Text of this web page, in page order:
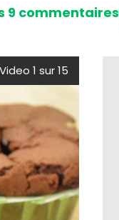
9 commentaires
Video 1 sur 15